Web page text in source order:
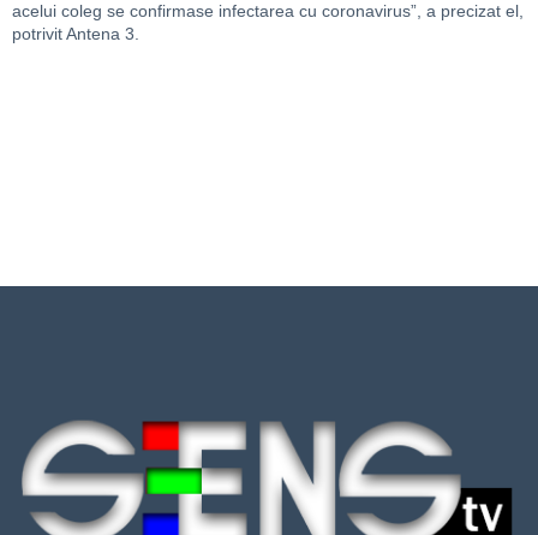
acelui coleg se confirmase infectarea cu coronavirus”, a precizat el,
potrivit Antena 3.